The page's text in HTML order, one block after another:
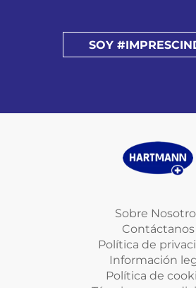
SOY
Sobre
Contáctanos
Política de
Información
Política de